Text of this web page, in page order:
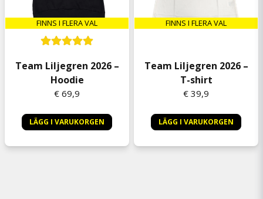
FINNS I FLERA VAL
Team Liljegren 2026 –
Hoodie
€ 69,9
LÄGG I VARUKORGEN
FINNS I FLERA VAL
Team Liljegren 2026 –
T-shirt
€ 39,9
LÄGG I VARUKORGEN